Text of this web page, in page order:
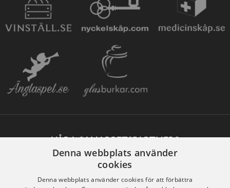
VÅRA SAMARBETSPARTNERS
Denna webbplats använder
cookies
Denna webbplats använder cookies för att förbättra